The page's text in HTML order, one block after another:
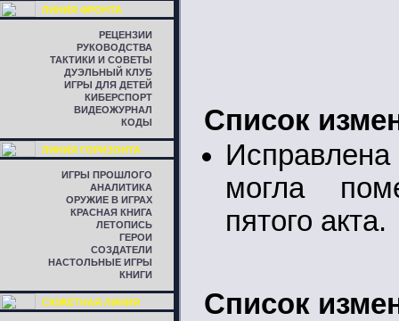
ЛИНИЯ ФРОНТА
РЕЦЕНЗИИ
РУКОВОДСТВА
ТАКТИКИ И СОВЕТЫ
ДУЭЛЬНЫЙ КЛУБ
ИГРЫ ДЛЯ ДЕТЕЙ
КИБЕРСПОРТ
ВИДЕОЖУРНАЛ
КОДЫ
ЛИНИЯ ГОРИЗОНТА
ИГРЫ ПРОШЛОГО
АНАЛИТИКА
ОРУЖИЕ В ИГРАХ
КРАСНАЯ КНИГА
ЛЕТОПИСЬ
ГЕРОИ
СОЗДАТЕЛИ
НАСТОЛЬНЫЕ ИГРЫ
КНИГИ
СЮЖЕТНАЯ ЛИНИЯ
Список
могла
пятого акта.
Список